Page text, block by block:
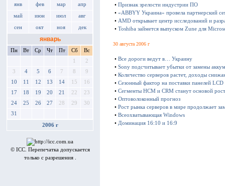
янв фев мар апр
май июн июл авг
сен окт ноя дек
январь
Пн Вт Ср Чт Пт Сб
Вс
1
2
3
4 5 6 7 8
9
10
11 12 13 14 15
16
17
18 19 20 21 22
23
24
25 26 27 28 29
30
31
2006 г
© ICC. Перепечатка допускается
только с разрешения .
• Признак зрелости индустрии ПО
• «ABBYY Украина» провела партнерский
• AMD открывает центр исследований и
• Toshiba займется выпуском Zune для
30 августа 2006 г
• Все дороги ведут в… Украину
• Sony подсчитывает убытки от замены
• Количество серверов растет, доходы
• Сезонный фактор на поставки панелей
• Сегменты HCM и CRM станут основой
• Оптоволоконный прогноз
• Рост рынка серверов в мире продолжает
• Всеохватывающая Windows
• Доминация 16:10 и 16:9